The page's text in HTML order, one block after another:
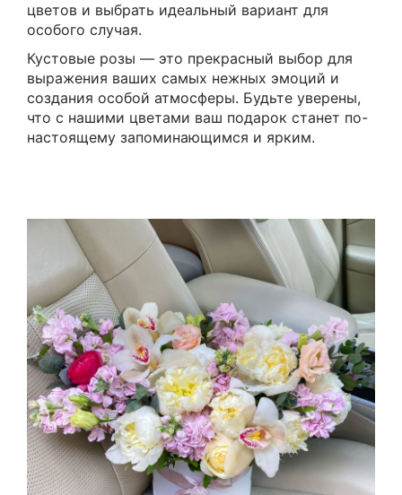
цветов и выбрать идеальный вариант для
особого случая.
Кустовые розы — это прекрасный выбор для
выражения ваших самых нежных эмоций и
создания особой атмосферы. Будьте уверены,
что с нашими цветами ваш подарок станет по-
настоящему запоминающимся и ярким.